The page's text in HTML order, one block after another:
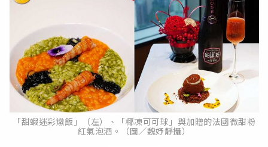
「甜蝦迷彩燉飯」（左）、「椰凍可可球」與加贈的法國微甜粉
紅氣泡酒。（圖／魏妤靜攝）